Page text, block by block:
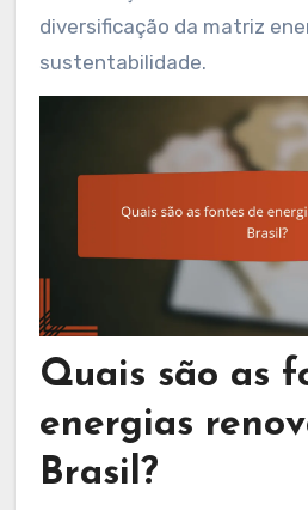
diversificação da matriz
sustentabilidade.
Quais são as
energias
Brasil?